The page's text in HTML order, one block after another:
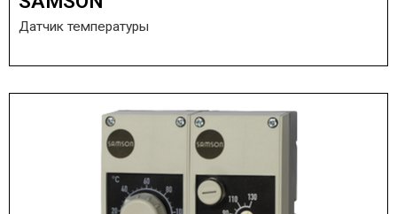
Датчик температуры